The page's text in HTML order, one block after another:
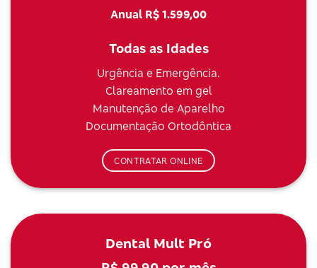
Anual R$ 1.599,00
Todas as Idades
Urgência e Emergência.
Clareamento em gel
Manutenção de Aparelho
Documentação Ortodôntica
CONTRATAR ONLINE
Dental Mult Pró